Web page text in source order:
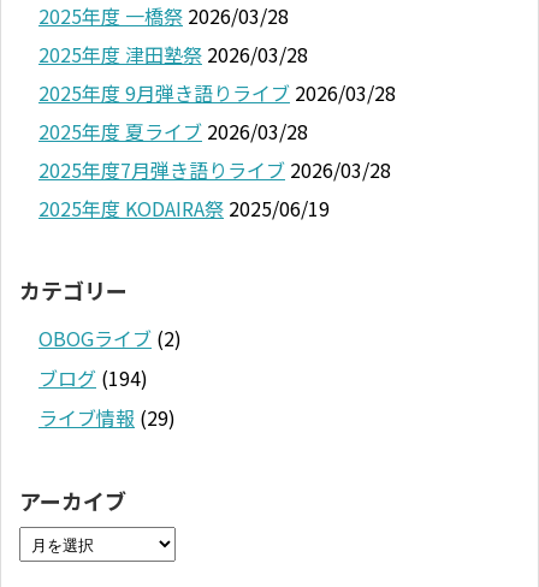
2025年度 一橋祭 2026/03/28
2025年度 津田塾祭 2026/03/28
2025年度 9月弾き語りライブ 2026/03/28
2025年度 夏ライブ 2026/03/28
2025年度7月弾き語りライブ 2026/03/28
2025年度 KODAIRA祭 2025/06/19
カテゴリー
OBOGライブ (2)
ブログ (194)
ライブ情報 (29)
アーカイブ